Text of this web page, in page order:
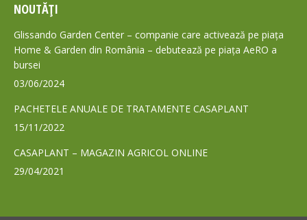
opens
in
new
window
opens
in
new
NOUTĂȚI
Glissando Garden Center – companie care activează pe piața
Home & Garden din România – debutează pe piața AeRO a
bursei
03/06/2024
PACHETELE ANUALE DE TRATAMENTE CASAPLANT
15/11/2022
CASAPLANT – MAGAZIN AGRICOL ONLINE
29/04/2021